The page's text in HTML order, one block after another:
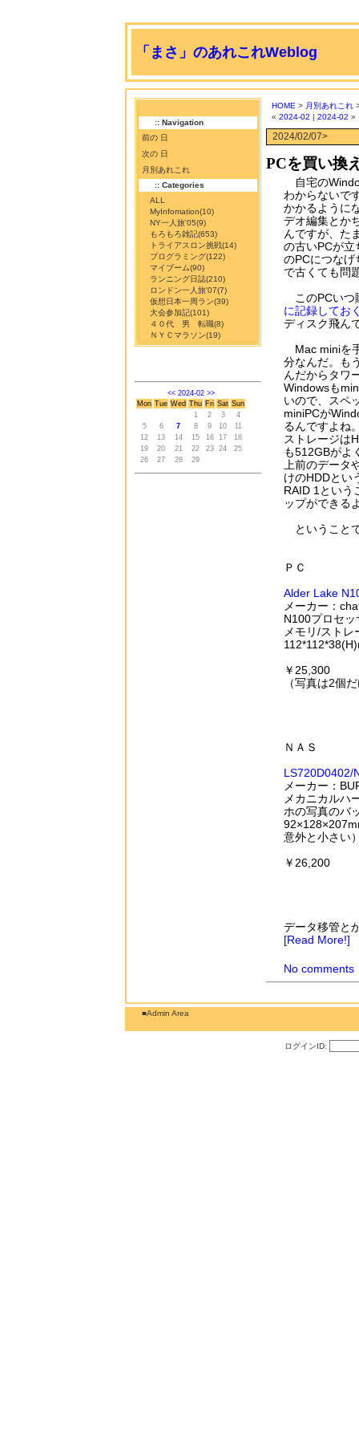
「まさ」のあれこれWeblog
:: Navigation
前の 日
次の 日
月別あれこれ
:: Categories
ALL
MyInfomation(10)
NY一人旅'05(9)
もろもろ雑記(653)
トライアスロン挑戦(14)
プログラミング(122)
マイブーム(90)
ランニング日誌(210)
ロンドン一人旅'07(7)
仮想日本一周ラン(39)
大会参加記(101)
４０代 男 転職(8)
ＮＹＣマラソン(19)
<< 2024-02 >>
Mon Tue Wed Thu Fri Sat Sun
1
2 3
4
5
6 7 8 9 10
11
12
13 14 15 16 17
18
19
20 21 22 23 24
25
26
27 28 29
HOME > 月別あれこれ
« 2024-02 | 2024-02 »
2024/02/07>
PCを買い換
自宅の
わからないで
かかるように
デオ編集とか
んですが、た
の古いPCが立
のPCにつなげ
で古くても問
このPCいつ
に記録してお
ディスク飛ん
Mac miniを
分なんだ。も
んだからタワ
Windowsも
いので、スペ
miniPCが
るんですよね
ストレージは
も512GBがよ
上前のデータ
けのHDDとい
RAID 1という
ップができる
ということ
ＰＣ
Alder Lake
メーカー：
N100プロセッ
メモリ/スト
￥25,300
（写真は2個
ＮＡＳ
LS720D0402/
メーカー：
メカニカルハ
ホの写真のバ
意外と小さい
￥26,200
データ移管と
[Read More!]
No comments
■Admin Area
ログインID: